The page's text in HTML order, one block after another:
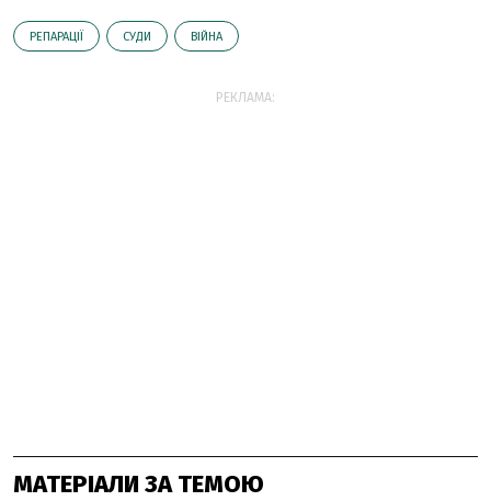
РЕПАРАЦІЇ СУДИ ВІЙНА
РЕКЛАМА:
МАТЕРІАЛИ ЗА ТЕМОЮ